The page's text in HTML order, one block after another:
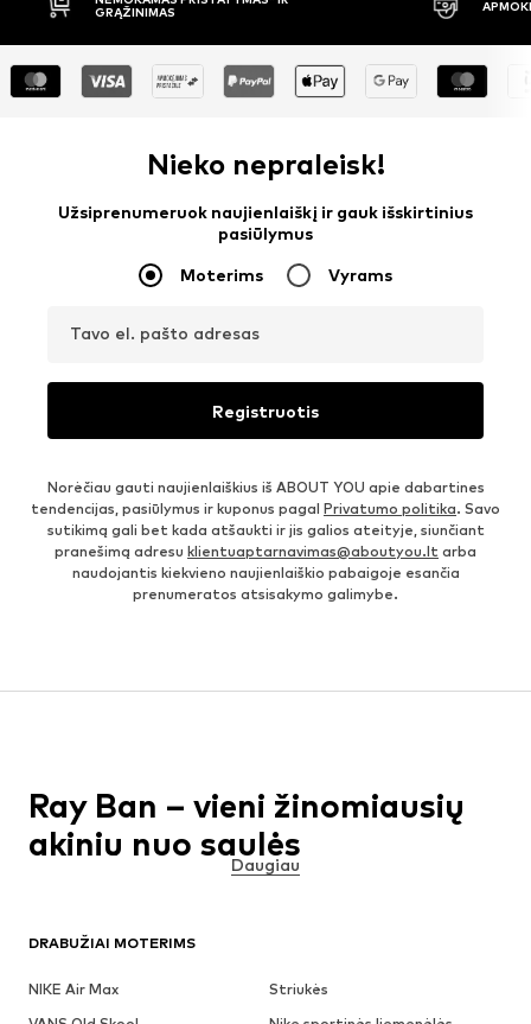
APMOKĖJIMAS PRISTAČIUS 30 DIENŲ
Nieko nepraleisk!
Užsiprenumeruok naujienlaiškį ir gauk išskirtinius
pasiūlymus
Moterims Vyrams
Tavo el. pašto adresas
Registruotis
Norėčiau gauti naujienlaiškius iš ABOUT YOU apie dabartines
tendencijas, pasiūlymus ir kuponus pagal Privatumo politika. Savo
sutikimą gali bet kada atšaukti ir jis galios ateityje, siunčiant
pranešimą adresu klientuaptarnavimas@aboutyou.lt arba
naudojantis kiekvieno naujienlaiškio pabaigoje esančia
prenumeratos atsisakymo galimybe.
DRABUŽIAI MOTERIMS
NIKE Air Max
Striukės
Ray Ban – vieni žinomiausių
akinių nuo saulės
aukštos kokybės akinius nuo saulės vyrams, moterims ir vaikams.
Pagrindinė Ray Ban būstinė yra Milane, pačiame mados sostinės
centre, o iš pat pradžių buvo įkurta Niujorke.
Daugiau